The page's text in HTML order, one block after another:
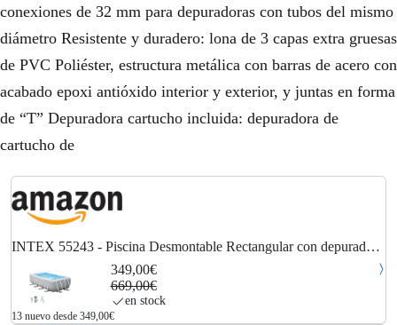
conexiones de 32 mm para depuradoras con tubos del mismo
diámetro Resistente y duradero: lona de 3 capas extra gruesas
de PVC Poliéster, estructura metálica con barras de acero con
acabado epoxi antióxido interior y exterior, y juntas en forma
de “T” Depuradora cartucho incluida: depuradora de
cartucho de
INTEX 55243 - Piscina Desmontable Rectangular con depuradora
349,00€
669,00€
en stock
13 nuevo desde 349,00€